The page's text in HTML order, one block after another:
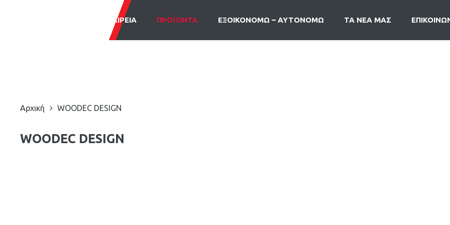
ΕΤΑΙΡΕΙΑ ΠΡΟΪΟΝΤΑ ΕΞΟΙΚΟΝΟΜΩ – ΑΥΤΟΝΟΜΩ ΤΑ ΝΕΑ ΜΑΣ
Αρχική WOODEC DESIGN
WOODEC DESIGN